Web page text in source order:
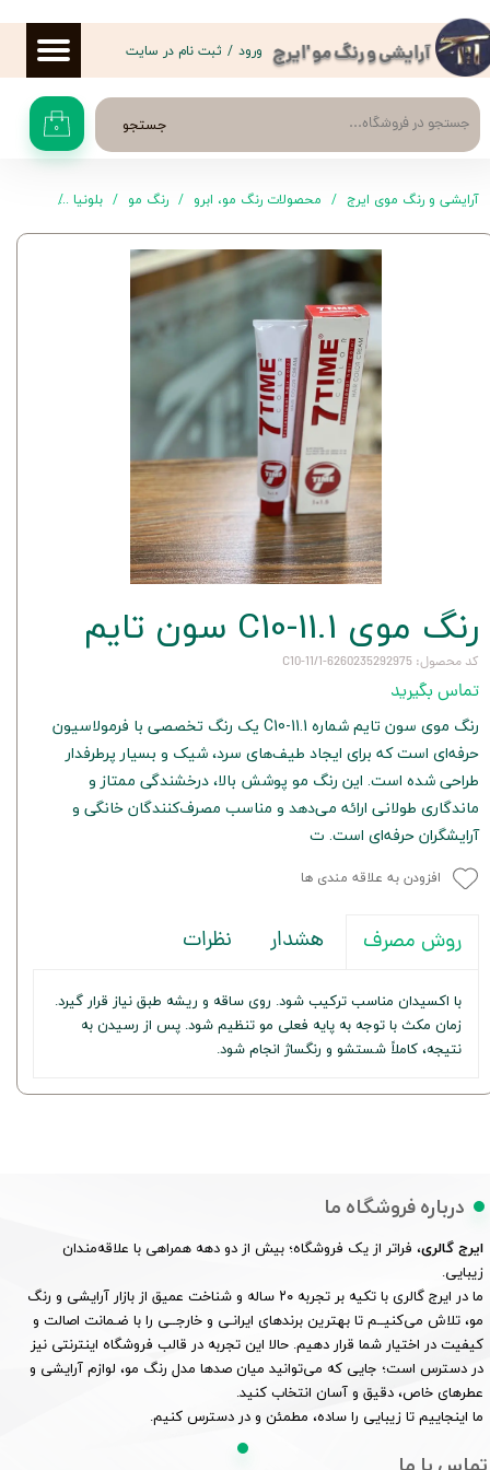
آرایشی و رنگ مو 'ایرج
جستجو ۰
ورود / ثبت نام در سایت
حساب کاربری من
تغییر گذر واژه
سفارشات
خروج از حساب کاربری
آرایشی و رنگ موی ایرج محصولات رنگ مو، ابرو رنگ مو بلونیا
رنگ موی C10-11.1 سون تایم
کد محصول: 6260235292975-C10-11/1
تماس بگیرید
رنگ موی سون تایم شماره C10-11.1 یک رنگ تخصصی با فرمولاسیون
حرفه‌ای است که برای ایجاد طیف‌های سرد، شیک و بسیار پرطرفدار
طراحی شده است. این رنگ مو پوشش بالا، درخشندگی ممتاز و
ماندگاری طولانی ارائه می‌دهد و مناسب مصرف‌کنندگان خانگی و
آرایشگران حرفه‌ای است. ت
افزودن به علاقه مندی ها
روش مصرف هشدار نظرات
با اکسیدان مناسب ترکیب شود. روی ساقه و ریشه طبق نیاز قرار گیرد.
زمان مکث با توجه به پایه فعلی مو تنظیم شود. پس از رسیدن به
نتیجه، کاملاً شستشو و رنگساژ انجام شود.
درباره فروشگاه ما
ایرج گالری، فراتر از یک فروشگاه؛ بیش از دو دهه همراهی با علاقه‌مندان
زیبایی.
ما در ایرج گالری با تکیه بر تجربه ۲۰ ساله و شناخت عمیق از بازار آرایشی و رنگ
مو، تلاش می‌کنیــم تا بهترین برندهای ایرانـی و خارجــی را با ضـمانت اصالت و
کیفیت در اختیار شما قرار دهیم. حالا این تجربه در قالب فروشگاه اینترنتی نیز
در دسترس است؛ جایی که می‌توانید میان صدها مدل رنگ مو، لوازم آرایشی و
عطرهای خاص، دقیق و آسان انتخاب کنید.
ما اینجاییم تا زیبایی را ساده، مطمئن و در دسترس کنیم.